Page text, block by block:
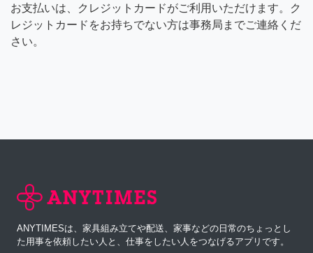
お支払いは、クレジットカードがご利用いただけます。ク
レジットカードをお持ちでない方は事務局までご連絡くだ
さい。
ANYTIMESは、家具組み立てや配送、家事などの日常のちょっとし
た用事を依頼したい人と、仕事をしたい人をつなげるアプリです。